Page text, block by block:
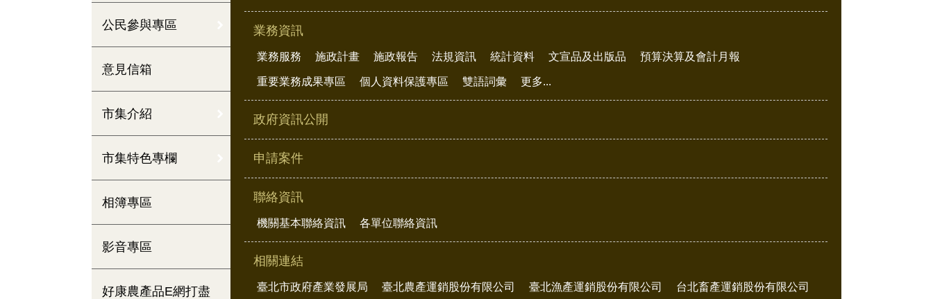
公民參與專區
意見信箱
市集介紹
市集特色專欄
相簿專區
影音專區
好康農產品E網打盡
業務資訊
業務服務 施政計畫 施政報告 法規資訊 統計資料 文宣品及出版品 預算決算及會計月報
重要業務成果專區 個人資料保護專區 雙語詞彙 更多...
政府資訊公開
申請案件
聯絡資訊
機關基本聯絡資訊 各單位聯絡資訊
相關連結
臺北市政府產業發展局 臺北農產運銷股份有限公司 臺北漁產運銷股份有限公司 台北畜產運銷股份有限公司